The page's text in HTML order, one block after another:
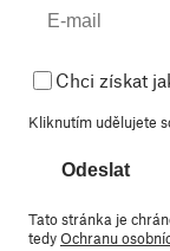
Chci získat
Kliknutím udělujete
Odeslat
Tato stránka je
tedyOchranu